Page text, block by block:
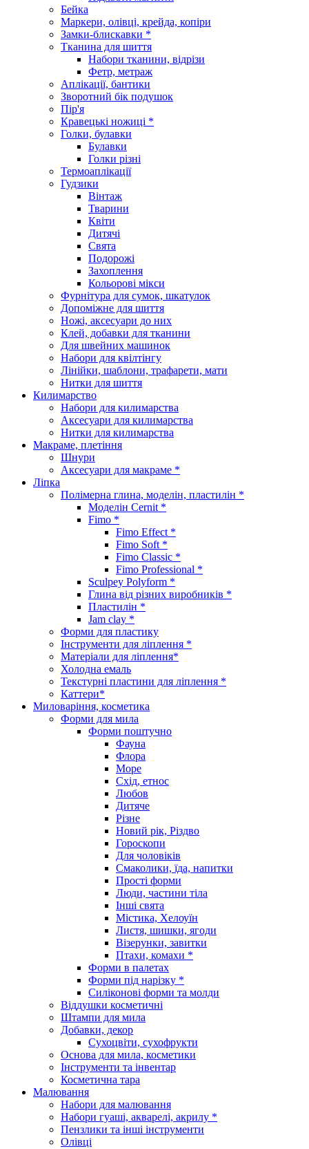
Бейка
Маркери, олівці, крейда, копіри
Замки-блискавки *
Тканина для шиття
Набори тканини, відрізи
Фетр, метраж
Аплікації, бантики
Зворотний бік подушок
Пір'я
Кравецькі ножиці *
Голки, булавки
Булавки
Голки різні
Термоаплікації
Гудзики
Вінтаж
Тварини
Квіти
Дитячі
Свята
Подорожі
Захоплення
Кольорові мікси
Фурнітура для сумок, шкатулок
Допоміжне для шиття
Ножі, аксесуари до них
Клей, добавки для тканини
Для швейних машинок
Набори для квілтінгу
Лінійки, шаблони, трафарети, мати
Нитки для шиття
Килимарство
Набори для килимарства
Аксесуари для килимарства
Нитки для килимарства
Макраме, плетіння
Шнури
Аксесуари для макраме *
Ліпка
Полімерна глина, моделін, пластилін *
Моделін Cernit *
Fimo *
Fimo Effect *
Fimo Soft *
Fimo Classic *
Fimo Professional *
Sculpey Polyform *
Глина від різних виробників *
Пластилін *
Jam clay *
Форми для пластику
Інструменти для ліплення *
Матеріали для ліплення*
Холодна емаль
Текстурні пластини для ліплення *
Каттери*
Миловаріння, косметика
Форми для мила
Форми поштучно
Фауна
Флора
Море
Схід, етнос
Любов
Дитяче
Різне
Новий рік, Різдво
Гороскопи
Для чоловіків
Смаколики, їда, напитки
Прості форми
Люди, частини тіла
Інші свята
Містика, Хелоуїн
Листя, шишки, ягоди
Візерунки, завитки
Птахи, комахи *
Форми в палетах
Форми під нарізку *
Силіконові форми та молди
Віддушки косметичні
Штампи для мила
Добавки, декор
Сухоцвіти, сухофрукти
Основа для мила, косметики
Інструменти та інвентар
Косметична тара
Малювання
Набори для малювання
Набори гуаші, акварелі, акрилу *
Пензлики та інші інструменти
Олівці